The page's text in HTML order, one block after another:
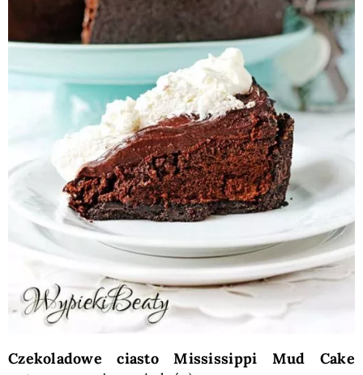
Czekoladowe ciasto Mississippi Mud Cake